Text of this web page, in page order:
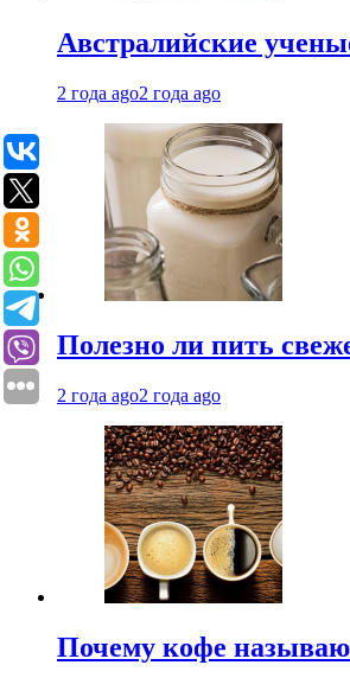
Австралийские
2 года ago2 года ago
Полезно ли пить
2 года ago2 года ago
Почему кофе